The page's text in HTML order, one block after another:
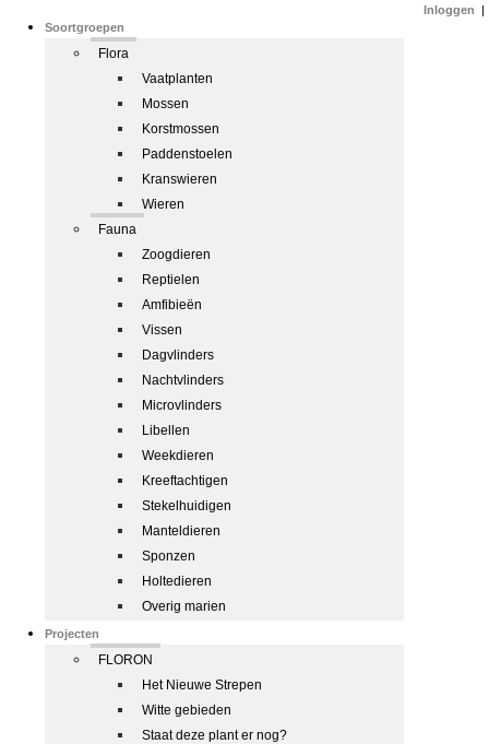
Soortgroepen
Flora
Vaatplanten
Mossen
Korstmossen
Paddenstoelen
Kranswieren
Wieren
Fauna
Zoogdieren
Reptielen
Amfibieën
Vissen
Dagvlinders
Nachtvlinders
Microvlinders
Libellen
Weekdieren
Kreeftachtigen
Stekelhuidigen
Manteldieren
Sponzen
Holtedieren
Overig marien
Projecten
FLORON
Het Nieuwe Strepen
Witte gebieden
Staat deze plant er nog?
Inloggen |